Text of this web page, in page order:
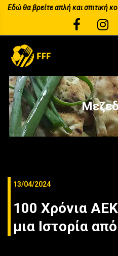
Εδώ θα βρείτε απλή και σπιτική
13/04/2024
100 Χρόνια
μια Ιστορία